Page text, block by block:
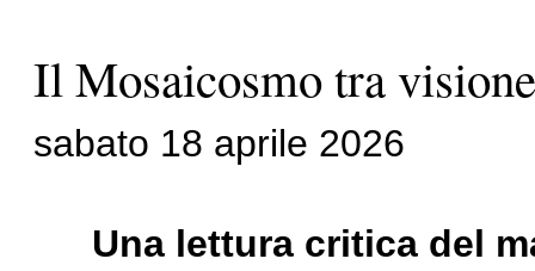
Il Mosaicosmo tra
sabato 18 aprile 2026
Una lettura critica del